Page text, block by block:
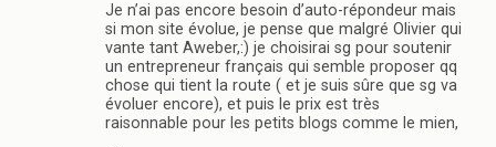
Je n’ai pas encore besoin d’auto-répondeur mais
si mon site évolue, je pense que malgré Olivier qui
vante tant Aweber,:) je choisirai sg pour soutenir
un entrepreneur français qui semble proposer qq
chose qui tient la route ( et je suis sûre que sg va
évoluer encore), et puis le prix est très
raisonnable pour les petits blogs comme le mien,